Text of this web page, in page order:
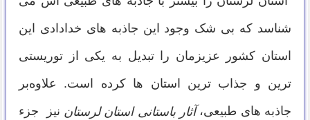
شناسد كه بی شک وجود این جاذبه های خدادادی این
استان كشور عزیزمان را تبدیل به یكی از توریستی
ترین و جذاب ترین استان ها كرده است. علاوه‌بر
جاذبه های طبیعی،آثار باستانی استان لرستان نیز جزء